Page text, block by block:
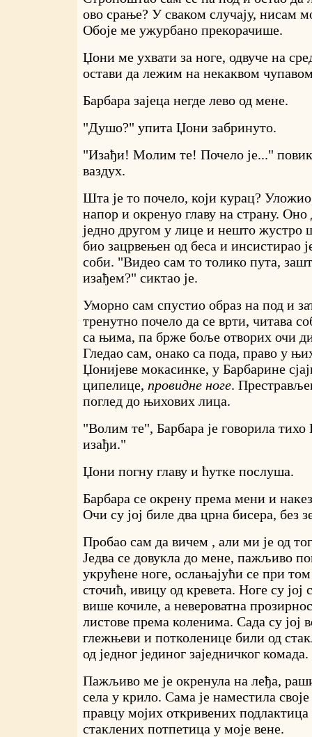
ово срање? У сваком случају, нисам
Обоје ме ужурбано прекорачише.
Џони ме ухвати за ноге, одвуче на
остави да лежим на некаквом
Барбара зајеца негде лево од мене.
"Душо?" упита Џони забринуто.
"Изађи! Молим те! Почело је..."
ваздух.
Шта је то почело, који курац?
напор и окренуо главу на страну. Оно
једно другом у лице и нешто жустро
био зацрвењен од беса и инсистирао
соби. "Видео сам то толико пута,
изађем?" сиктао је.
Уморно сам спустио образ на под и
тренутно почело да се врти, читава
са њима, па брже боље отворих очи
Гледао сам, онако са пода, право у
Џонијеве мокасинке, у Барбарине
ципелице, провидне ноге.
поглед до њихових лица.
"Волим те", Барбара је говорила
изађи."
Џони погну главу и ћутке послуша.
Барбара се окрену према мени и
Очи су јој биле два црна бисера, без
Пробао сам да вичем , али ми је од
Једва се довукла до мене, пажљиво
укрућене ноге, ослањајући се при
сточић, ивицу од кревета. Ноге су јој
више кочиле, а невероватна
листове према коленима. Сада су јој
глежњеви и потколенице били од
од једног јединог заједничког комада.
Пажљиво ме је окренула на леђа,
села у крило. Сама је наместила
правцу мојих откривених подлактица
стаклених потпетица у моје вене.